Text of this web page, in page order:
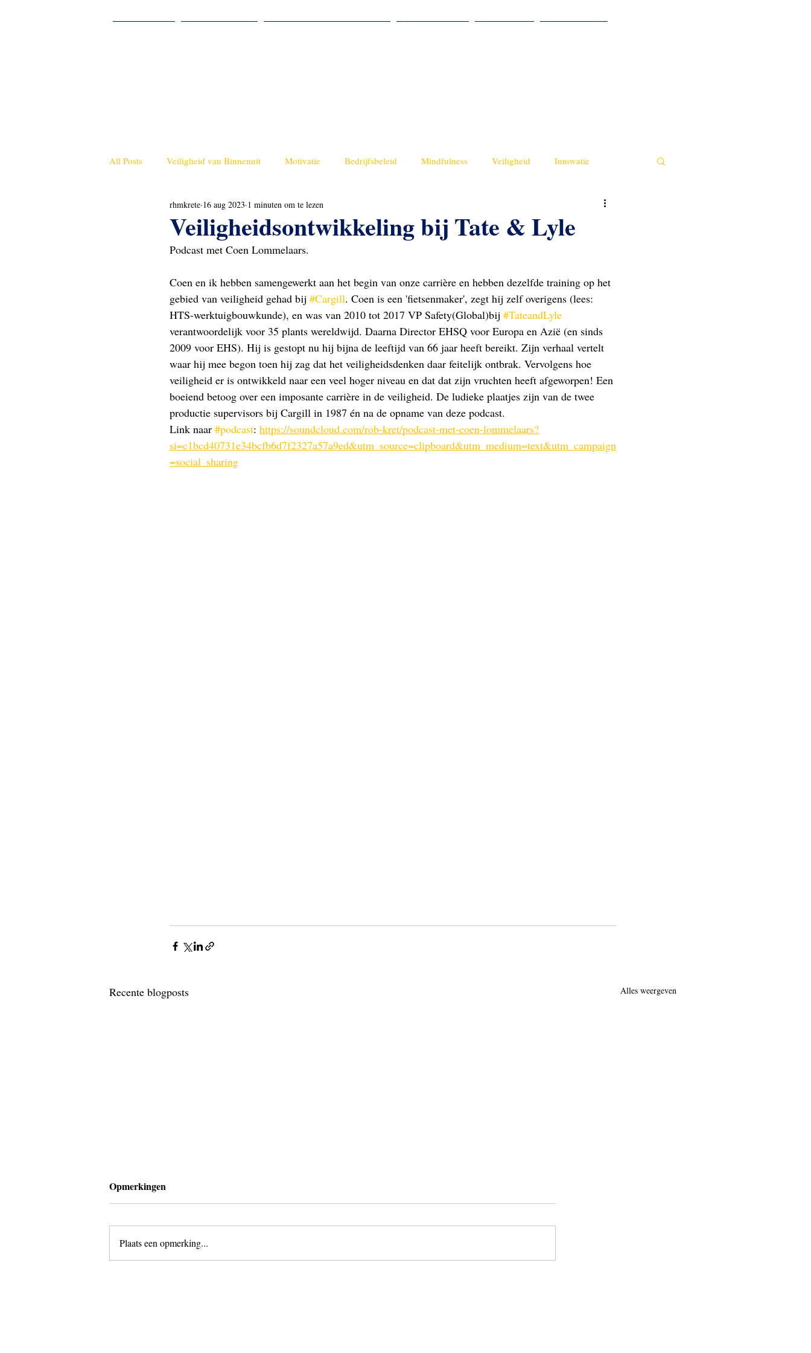
All Posts Veiligheid van Binnenuit Motivatie Bedrijfsbeleid Mindfulness Veiligheid Innovatie
Informatie Cultuur Pers
Veiligheidsontwikkeling bij Tate & Lyle
rhmkrete 16 aug 2023 1 minuten om te lezen
Podcast met Coen Lommelaars.
Coen en ik hebben samengewerkt aan het begin van onze carrière en hebben dezelfde training op het
gebied van veiligheid gehad bij #Cargill. Coen is een 'fietsenmaker', zegt hij zelf overigens (lees:
HTS-werktuigbouwkunde), en was van 2010 tot 2017 VP Safety(Global)bij #TateandLyle
verantwoordelijk voor 35 plants wereldwijd. Daarna Director EHSQ voor Europa en Azië (en sinds
2009 voor EHS). Hij is gestopt nu hij bijna de leeftijd van 66 jaar heeft bereikt. Zijn verhaal vertelt
waar hij mee begon toen hij zag dat het veiligheidsdenken daar feitelijk ontbrak. Vervolgens hoe
veiligheid er is ontwikkeld naar een veel hoger niveau en dat dat zijn vruchten heeft afgeworpen! Een
boeiend betoog over een imposante carrière in de veiligheid. De ludieke plaatjes zijn van de twee
productie supervisors bij Cargill in 1987 én na de opname van deze podcast.
Link naar #podcast: https://soundcloud.com/rob-kret/podcast-met-coen-lommelaars?
si=c1bcd40731e34bcfb6d7f2327a57a9ed&utm_source=clipboard&utm_medium=text&utm_campaign
=social_sharing
Recente blogposts Alles weergeven
Opmerkingen
Plaats een opmerking...